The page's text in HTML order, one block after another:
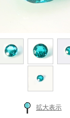
拡大表示